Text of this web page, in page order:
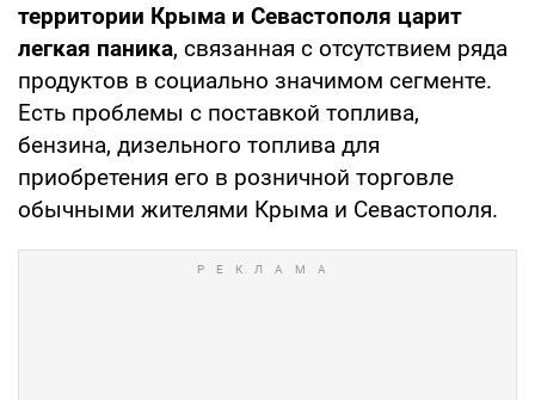
территории Крыма и Севастополя царит
легкая паника, связанная с отсутствием ряда
продуктов в социально значимом сегменте.
Есть проблемы с поставкой топлива,
бензина, дизельного топлива для
приобретения его в розничной торговле
обычными жителями Крыма и Севастополя.